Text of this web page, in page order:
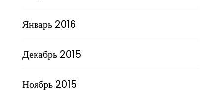
Январь 2016
Декабрь 2015
Ноябрь 2015